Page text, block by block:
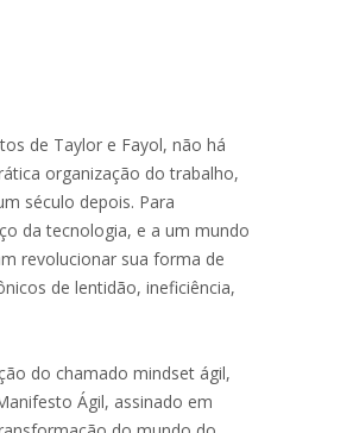
de Taylor e Fayol, não há
organização do trabalho,
século depois. Para
da tecnologia, e a um mundo
revolucionar sua forma de
de lentidão, ineficiência,
do chamado mindset ágil,
Ágil, assinado em